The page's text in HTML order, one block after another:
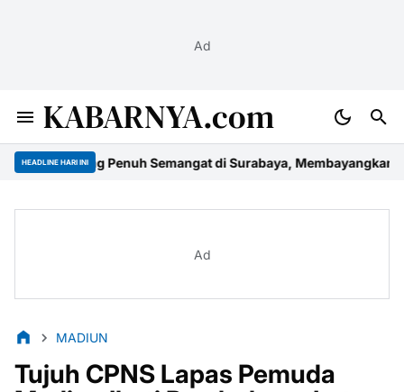
Ad
KABARNYA.com
HEADLINE HARI INI
Penuh Semangat di Surabaya, Membayangkan Masa
Ad
MADIUN
Tujuh CPNS Lapas Pemuda